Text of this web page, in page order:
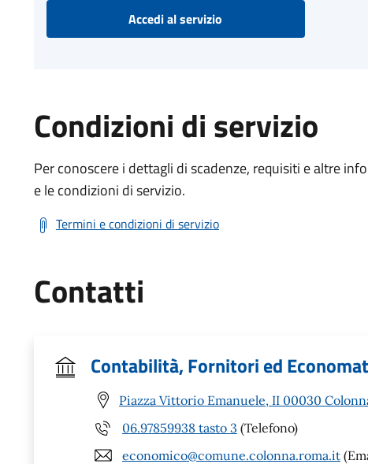
Accedi al servizio
Condizioni di servizio
Per conoscere i dettagli di scadenze, requisiti e altre
e le condizioni di servizio.
Termini e condizioni di servizio
Contatti
Contabilità, Fornitori ed
Piazza Vittorio Emanuele, II 00030
06.97859938 tasto 3 (Telefono)
economico@comune.colonna.roma.it